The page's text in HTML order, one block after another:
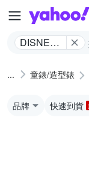
DISNEY
童錶/造型錶
品牌 快速到貨